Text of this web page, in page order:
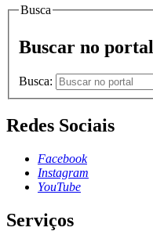
Busca
Buscar no portal
Busca:
Redes Sociais
Facebook
Instagram
YouTube
Serviços